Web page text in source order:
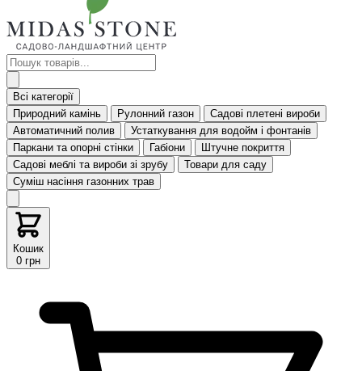
Всі категорії
Природний камінь
Рулонний газон
Садові плетені вироби
Автоматичний полив
Устаткування для водойм і фонтанів
Паркани та опорні стінки
Габіони
Штучне покриття
Садові меблі та вироби зі зрубу
Товари для саду
Суміш насіння газонних трав
Кошик
0 грн